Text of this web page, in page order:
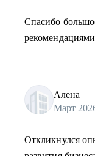
Спасибо
Алена
Март
Откликнулся